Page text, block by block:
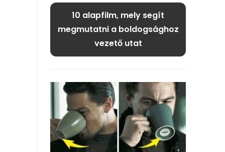
10 alapfilm, mely segít
megmutatni a boldogsághoz
vezető utat